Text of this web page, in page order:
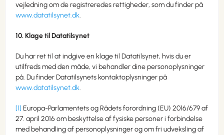
vejledning om de registreredes rettigheder, som du finder på
www.datatilsynet.dk.
10. Klage til Datatilsynet
Du har ret til at indgive en klage til Datatilsynet, hvis du er
utilfreds med den måde, vi behandler dine personoplysninger
på. Du finder Datatilsynets kontaktoplysninger på
www.datatilsynet.dk.
[1] Europa-Parlamentets og Rådets forordning (EU) 2016/679 af
27. april 2016 om beskyttelse af fysiske personer i forbindelse
med behandling af personoplysninger og om fri udveksling af